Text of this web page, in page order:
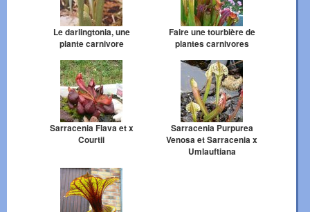
Le darlingtonia, une
plante carnivore
Faire une tourbière de
plantes carnivores
Sarracenia Flava et x
Courtii
Sarracenia Purpurea
Venosa et Sarracenia x
Umlauftiana